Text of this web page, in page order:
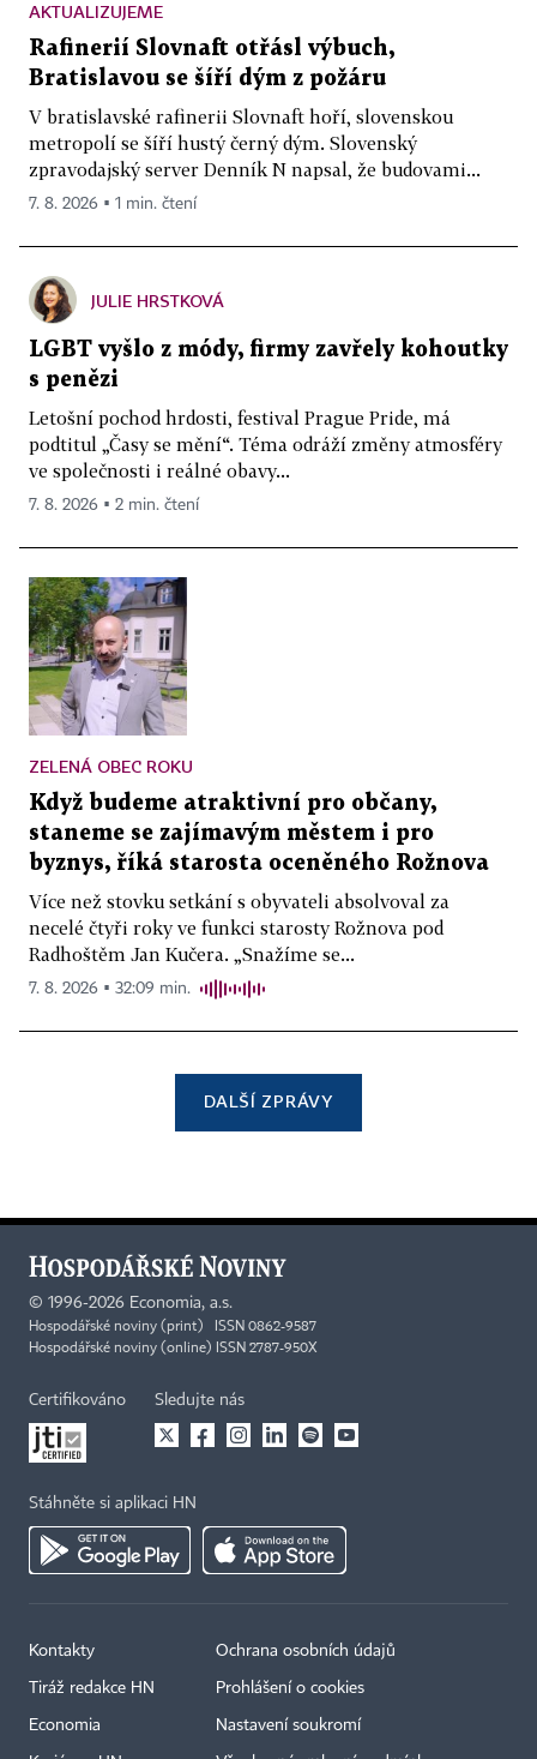
AKTUALIZUJEME
Rafinerií Slovnaft otřásl výbuch,
Bratislavou se šíří dým z požáru
V bratislavské rafinerii Slovnaft hoří, slovenskou
metropolí se šíří hustý černý dým. Slovenský
zpravodajský server Denník N napsal, že budovami...
7. 8. 2026 ▪ 1 min. čtení
JULIE HRSTKOVÁ
LGBT vyšlo z módy, firmy zavřely kohoutky
s penězi
Letošní pochod hrdosti, festival Prague Pride, má
podtitul „Časy se mění“. Téma odráží změny atmosféry
ve společnosti i reálné obavy...
7. 8. 2026 ▪ 2 min. čtení
ZELENÁ OBEC ROKU
Když budeme atraktivní pro občany,
staneme se zajímavým městem i pro
byznys, říká starosta oceněného Rožnova
Více než stovku setkání s obyvateli absolvoval za
necelé čtyři roky ve funkci starosty Rožnova pod
Radhoštěm Jan Kučera. „Snažíme se...
7. 8. 2026 ▪ 32:09 min.
DALŠÍ ZPRÁVY
© 1996-2026 Economia, a.s.
Hospodářské noviny (print) ISSN 0862-9587
Hospodářské noviny (online) ISSN 2787-950X
Certifikováno Sledujte nás
Stáhněte si aplikaci HN
Kontakty
Tiráž redakce HN
Economia
Ochrana osobních údajů
Prohlášení o cookies
Nastavení soukromí